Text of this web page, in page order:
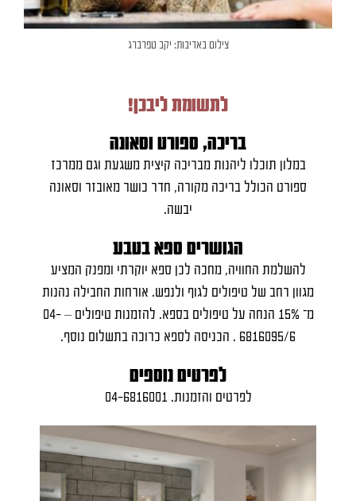
צילום באדיבות: יקב טפרברג
לתשומת ליבכן!
בריכה, ספורט וסאונה
במלון תוכלו ליהנות מבריכה קיצית משגעת וגם ממרכז
ספורט הכולל בריכה מקורה, חדר כושר מאובזר וסאונה
יבשה.
הגושרים ספא בטבע
להשלמת החוויה, מחכה לכן ספא יוקרתי ומפנק המציע
מגוון רחב של טיפולים לגוף ולנפש. אורחות החבילה נהנות
מ־ 15% הנחה על טיפולים בספא. להזמנות טיפולים – 04-
6816095/6 . הכניסה לספא כרוכה בתשלום נוסף.
לפרטים נוספים
לפרטים והזמנות. 04-6816001